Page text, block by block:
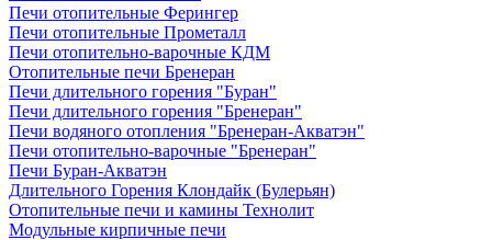
Печи отопительные Ферингер
Печи отопительные Прометалл
Печи отопительно-варочные КДМ
Отопительные печи Бренеран
Печи длительного горения "Буран"
Печи длительного горения "Бренеран"
Печи водяного отопления "Бренеран-Акватэн"
Печи отопительно-варочные "Бренеран"
Печи Буран-Акватэн
Длительного Горения Клондайк (Булерьян)
Отопительные печи и камины Технолит
Модульные кирпичные печи